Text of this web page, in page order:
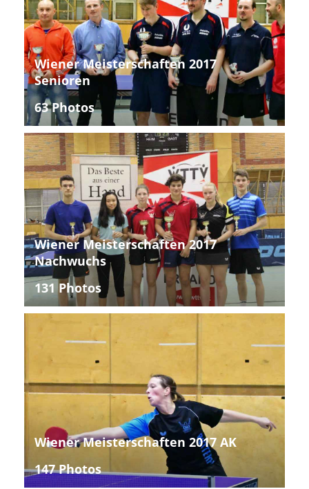
Wiener Meisterschaften 2017
Senioren
63 Photos
Wiener Meisterschaften 2017
Nachwuchs
131 Photos
Wiener Meisterschaften 2017 AK
147 Photos